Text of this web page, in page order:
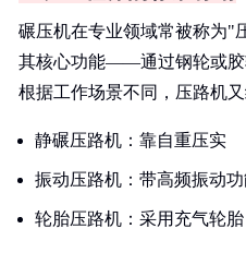
碾压机在专业领域常被称为"
其核心功能——通过钢轮或胶
根据工作场景不同，压路机又
静碾压路机：靠自重压实
振动压路机：带高频振动
轮胎压路机：采用充气轮胎